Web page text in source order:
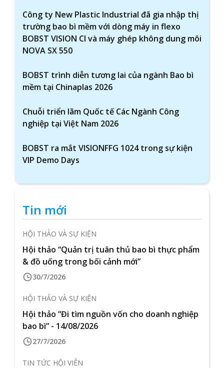
Công ty New Plastic Industrial đã gia nhập thị
trường bao bì mềm với dòng máy in flexo
BOBST VISION CI và máy ghép không dung môi
NOVA SX 550
BOBST trình diễn tương lai của ngành Bao bì
mềm tại Chinaplas 2026
Chuỗi triển lãm Quốc tế Các Ngành Công
nghiệp tại Việt Nam 2026
BOBST ra mắt VISIONFFG 1024 trong sự kiện
VIP Demo Days
Tin mới
HỘI THẢO VÀ SỰ KIỆN
Hội thảo “Quản trị tuân thủ bao bì thực phẩm
& đồ uống trong bối cảnh mới”
30/7/2026
HỘI THẢO VÀ SỰ KIỆN
Hội thảo “Đi tìm nguồn vốn cho doanh nghiệp
bao bì” - 14/08/2026
27/7/2026
TIN TỨC HỘI VIÊN